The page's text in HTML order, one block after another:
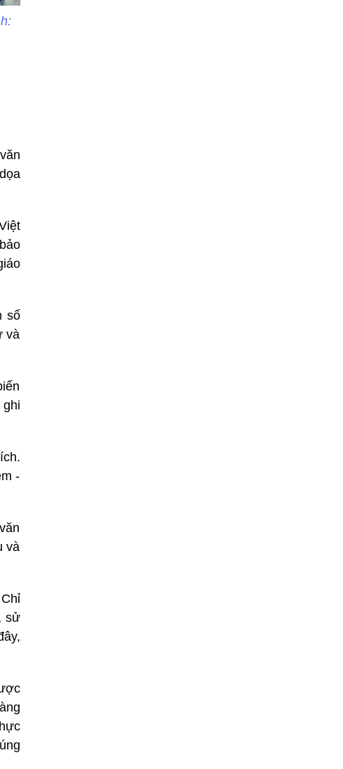
số
và
ghi
-
và
sử